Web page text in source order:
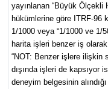
yayınlanan “Büyük Ölçekli
hükümlerine göre ITRF-96
1/1000 veya “1/1000 ve 1/
harita işleri benzer iş
“NOT: Benzer işlere ilişkin
dışında işleri de kapsıyor
deneyim belgesinin